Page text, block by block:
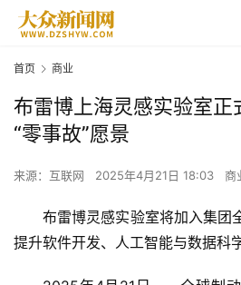
首页 商业
布雷博上海灵感实验室正
“零事故”愿景
来源：互联网 2025年4月21日 18:03 商
布雷博灵感实验室将加入集团
提升软件开发、人工智能与数据科